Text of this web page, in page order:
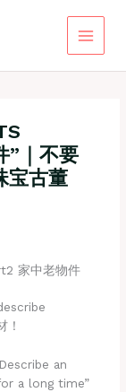
”｜不要
宝古董
家中老物件
an
a long time”